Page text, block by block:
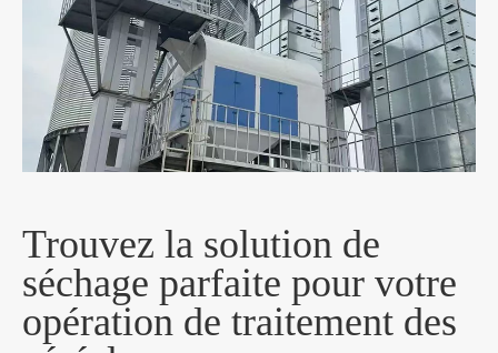
Trouvez la solution de
séchage parfaite pour votre
opération de traitement des